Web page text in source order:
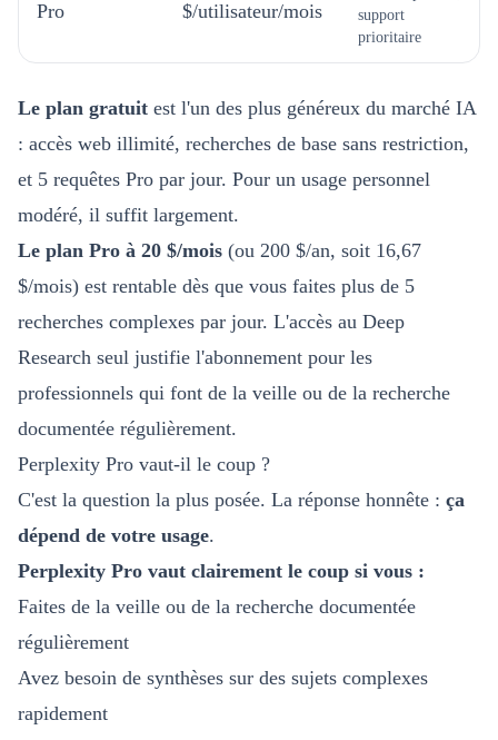
Pro
$/utilisateur/mois
support
prioritaire
Le plan gratuit est l'un des plus généreux du marché IA
: accès web illimité, recherches de base sans restriction,
et 5 requêtes Pro par jour. Pour un usage personnel
modéré, il suffit largement.
Le plan Pro à 20 $/mois (ou 200 $/an, soit 16,67
$/mois) est rentable dès que vous faites plus de 5
recherches complexes par jour. L'accès au Deep
Research seul justifie l'abonnement pour les
professionnels qui font de la veille ou de la recherche
documentée régulièrement.
Perplexity Pro vaut-il le coup ?
C'est la question la plus posée. La réponse honnête : ça
dépend de votre usage.
Perplexity Pro vaut clairement le coup si vous :
Faites de la veille ou de la recherche documentée
régulièrement
Avez besoin de synthèses sur des sujets complexes
rapidement